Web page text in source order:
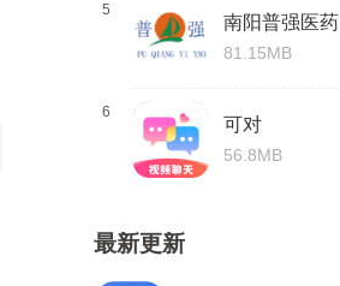
5
南阳普强医药
81.15MB
6
可对
56.8MB
最新更新